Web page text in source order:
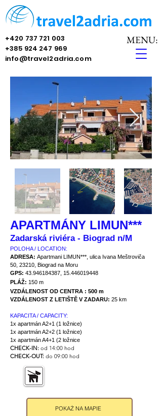
MENU:
+420 737 721 003
+385 924 247 969
info@travel2adria.com
APARTMÁNY LIMUN***
Zadarská riviéra - Biograd n/M
POLOHA / LOCATION:
ADRESA: Apartmani LIMUN***, ulica Ivana Meštroviča
50, 23210, Biograd na Moru
GPS: 43.946184387 15.446019448
PLÁŽ: 150 m
VZDÁLENOST OD CENTRA : 500 m
VZDÁLENOST Z LETIŠTĚ V ZADARU: 25 km
KAPACITA / CAPACITY:
1x apartmán A2+1 (1 ložnice)
1x apartmán A2+2 (1 ložnice)
1x apartmán A4+1 (2 ložnice
CHECK-IN: od 14:00 hod
CHECK-OUT: do 09:00 hod
POKAŻ NA MAPIE